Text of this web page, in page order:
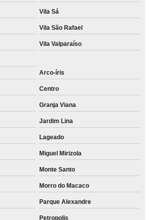
Vila Sá
Vila São Rafael
Vila Valparaíso
Arco-íris
Centro
Granja Viana
Jardim Lina
Lageado
Miguel Mirizola
Monte Santo
Morro do Macaco
Parque Alexandre
Petropolis